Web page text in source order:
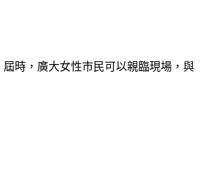
時，廣大女性市民可以親臨現場，與